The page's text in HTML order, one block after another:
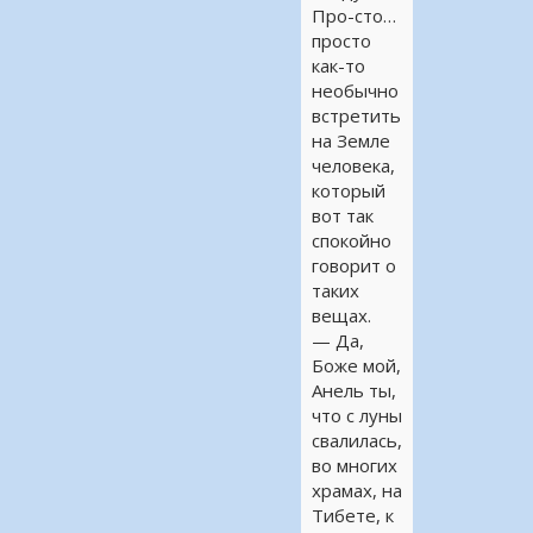
Про-сто…
просто
как-то
необычно
встретить
на Земле
человека,
который
вот так
спокойно
говорит о
таких
вещах.
— Да,
Боже мой,
Анель ты,
что с луны
свалилась,
во многих
храмах, на
Тибете, к